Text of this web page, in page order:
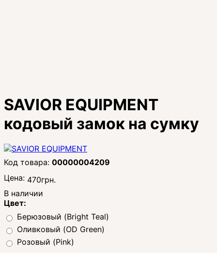
SAVIOR EQUIPMENT
кодовый замок на сумку
00000004209
Цена: 470грн.
В наличии
Цвет:
Берюзовый (Bright Teal)
Оливковый (OD Green)
Розовый (Pink)